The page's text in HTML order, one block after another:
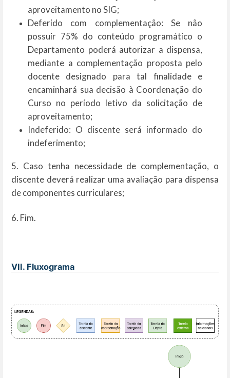
aproveitamento no SIG;
Deferido com complementação: Se não
possuir 75% do conteúdo programático o
Departamento poderá autorizar a dispensa,
mediante a complementação proposta pelo
docente designado para tal finalidade e
encaminhará sua decisão à Coordenação do
Curso no período letivo da solicitação de
aproveitamento;
Indeferido: O discente será informado do
indeferimento;
5. Caso tenha necessidade de complementação, o
discente deverá realizar uma avaliação para dispensa
de componentes curriculares;
6. Fim.
VII. Fluxograma